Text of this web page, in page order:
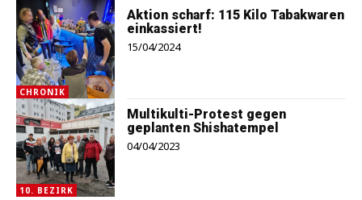
CHRONIK
Aktion scharf: 115 Kilo Tabakwaren
einkassiert!
15/04/2024
10. BEZIRK
Multikulti-Protest gegen
geplanten Shishatempel
04/04/2023